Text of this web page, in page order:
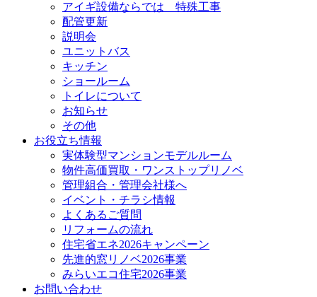
アイギ設備ならでは 特殊工事
配管更新
説明会
ユニットバス
キッチン
ショールーム
トイレについて
お知らせ
その他
お役立ち情報
実体験型マンションモデルルーム
物件高価買取・ワンストップリノベ
管理組合・管理会社様へ
イベント・チラシ情報
よくあるご質問
リフォームの流れ
住宅省エネ2026キャンペーン
先進的窓リノベ2026事業
みらいエコ住宅2026事業
お問い合わせ